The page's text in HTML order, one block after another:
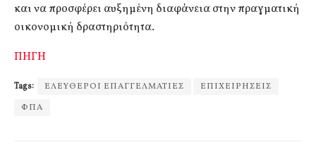
και να προσφέρει αυξημένη διαφάνεια στην πραγματική
οικονομική δραστηριότητα.
ΠΗΓΗ
Tags: ΕΛΕΥΘΕΡΟΙ ΕΠΑΓΓΕΛΜΑΤΙΕΣ
ΕΠΙΧΕΙΡΗΣΕΙΣ
ΦΠΑ